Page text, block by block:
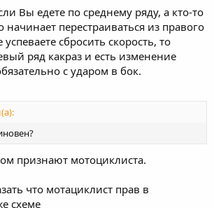
Вы едете по среднему ряду, а кто-то
начинает перестраиваться из правого
сбросить скорость, то
ряд какраз и есть изменение
с ударом в бок.
признают мотоциклиста.
что мотациклист прав в
схеме